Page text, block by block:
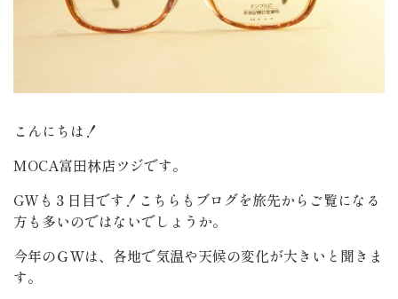
こんにちは！
MOCA富田林店ツジです。
GWも３日目です！こちらもブログを旅先からご覧になる
方も多いのではないでしょうか。
今年のＧＷは、各地で気温や天候の変化が大きいと聞きま
す。